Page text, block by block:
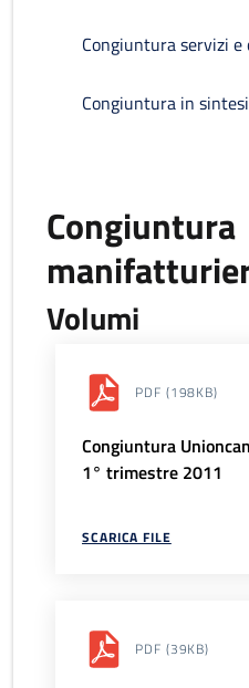
Congiuntura servizi
Congiuntura in sintesi
Congiuntura
Volumi
PDF (198KB)
Congiuntura
1° trimestre 2011
SCARICA FILE
PDF (39KB)